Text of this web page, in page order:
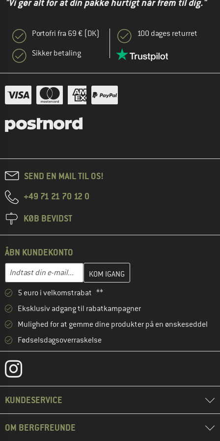
"Vi gør alt for at din pakke hurtigt når frem til dig."
Portofri fra 69 € (DK)
Sikker betaling
100 dages returret
SEND EN MAIL TIL OS!
+49 71 21 70 12 0
KØB BEVIDST
ÅBN KUNDEKONTO
E-mail-adresse
Indtast din e-mailadresse her, og opret i næste trin din
5 euro i velkomstrabat **
Eksklusiv adgang til rabatkampagner
Mulighed for at gemme dine produkter på en ønskeseddel
Fødselsdagsoverraskelse
KUNDESERVICE
OM BERGFREUNDE